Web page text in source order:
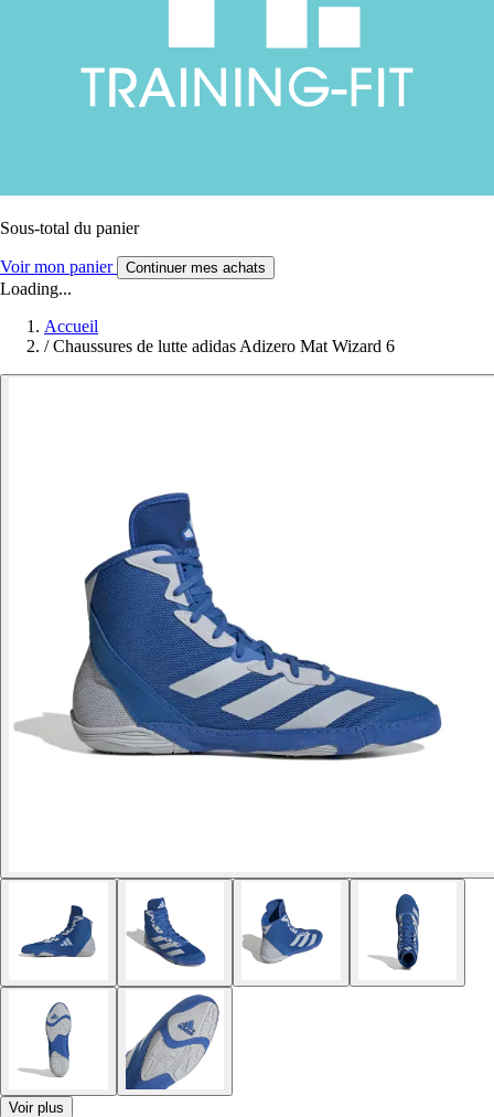
Sous-total du panier
Voir mon panier Continuer mes achats
Loading...
Accueil
/ Chaussures de lutte adidas Adizero Mat Wizard 6
Voir plus